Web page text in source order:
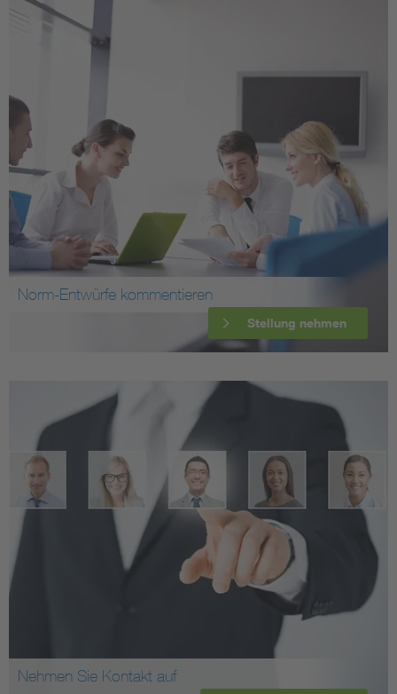
Norm-Entwürfe kommentieren
Stellung nehmen
Nehmen Sie Kontakt auf